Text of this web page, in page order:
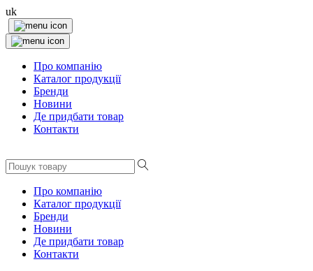
uk
Про компанію
Каталог продукції
Бренди
Новини
Де придбати товар
Контакти
Про компанію
Каталог продукції
Бренди
Новини
Де придбати товар
Контакти